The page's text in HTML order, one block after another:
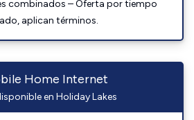
combinados – Oferta por tiempo
aplican términos.
Home Internet
en Holiday Lakes